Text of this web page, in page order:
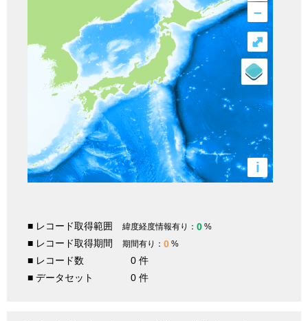
–
i
⤢
■ レコード取得範囲 緯度経度情報有り： 0 %
■ レコード取得期間 期間有り： 0 %
■ レコード数
0 件
■ データセット
0 件